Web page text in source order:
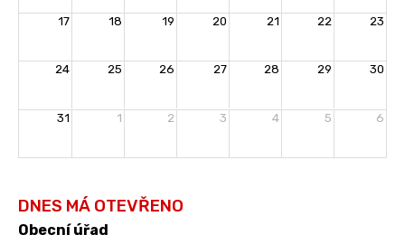
17 18 19 20 21 22 23
24 25 26 27 28 29 30
31 1 2 3 4 5 6
DNES MÁ OTEVŘENO
Obecní úřad